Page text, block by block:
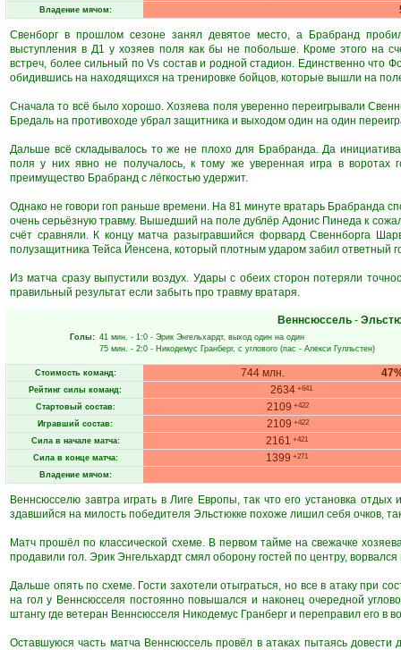
Владение мячом:
Свенборг в прошлом сезоне занял девятое место, а Брабранд
выступления в Д1 у хозяев поля как бы не побольше. Кроме этого на
встреч, более сильный по Vs состав и родной стадион. Единственно что
обидившись на находящихся на тренировке бойцов, которые вышли на
Сначала то всё было хорошо. Хозяева поля уверенно переигрывали
Бредаль на противоходе убрал защитника и выходом один на один
Дальше всё складывалось то же не плохо для Брабранда. Да
поля у них явно не получалось, к тому же уверенная игра в воротах
преимущество Брабранд с лёгкостью удержит.
Однако не говори гоп раньше времени. На 81 минуте вратарь Брабранда
очень серьёзную травму. Вышедший на поле дублёр Адонис Пинеда к
счёт сравняли. К концу матча разыгравшийся форвард Свеннборга
полузащитника Тейса Йенсена, который плотным ударом забил ответный
Из матча сразу выпустили воздух. Удары с обеих сторон потеряли
правильный результат если забыть про травму вратаря.
Веннсюссель -
Голы: 41 мин. - 1:0 - Эрик Энгельхардт, выход один на один
75 мин. - 2:0 - Никодемус Гранберг, с углового (пас - Алекси Гулльстен)
Стоимость команд: 744 млн.
Рейтинг силы команд: 2634 +641
Стартовый состав: 2109 +422
Игравший состав: 2109 +422
Сила в начале матча: 2161 +421
Сила в конце матча: 1399 +271
Владение мячом:
Веннсюсселю завтра играть в Лиге Европы, так что его установка
здавшийся на милость победителя Эльстюкке похоже лишил себя очков,
Матч прошёл по классической схеме. В первом тайме на свежачке
продавили гол. Эрик Энгельхардт смял оборону гостей по центру,
Дальше опять по схеме. Гости захотели отыграться, но все в атаку при
на гол у Веннсюсселя постоянно повышался и наконец очередной
штангу где ветеран Веннсюсселя Никодемус Гранберг и переправил его в
Оставшуюся часть матча Веннсюссель провёл в атаках пытаясь